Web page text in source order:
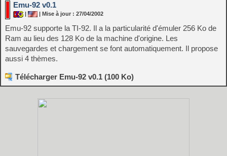
Emu-92 v0.1
| | Mise à jour : 27/04/2002
Emu-92 supporte la TI-92. Il a la particularité d'émuler 256 Ko de
Ram au lieu des 128 Ko de la machine d'origine. Les
sauvegardes et chargement se font automatiquement. Il propose
aussi 4 thèmes.
Télécharger Emu-92 v0.1 (100 Ko)